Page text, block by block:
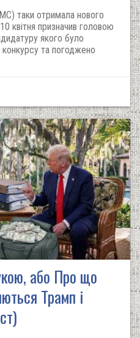
таки отримала нового
квітня призначив головою
якого було
конкурсу та погоджено
або Про що
Трамп і